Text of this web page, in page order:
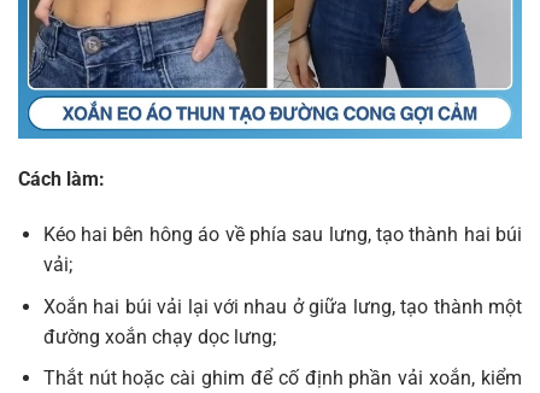
Cách làm:
Kéo hai bên hông áo về phía sau lưng, tạo thành hai búi
vải;
Xoắn hai búi vải lại với nhau ở giữa lưng, tạo thành một
đường xoắn chạy dọc lưng;
Thắt nút hoặc cài ghim để cố định phần vải xoắn, kiểm